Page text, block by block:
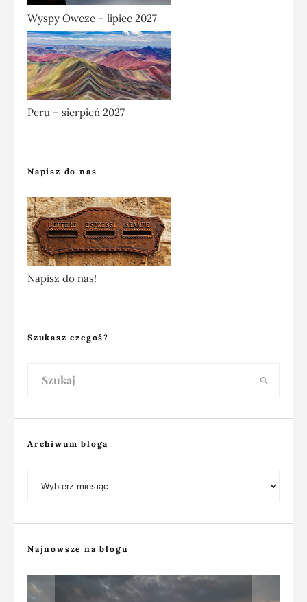
Wyspy Owcze – lipiec 2027
Peru – sierpień 2027
Napisz do nas
Napisz do nas!
Szukasz czegoś?
Archiwum bloga
Najnowsze na blogu